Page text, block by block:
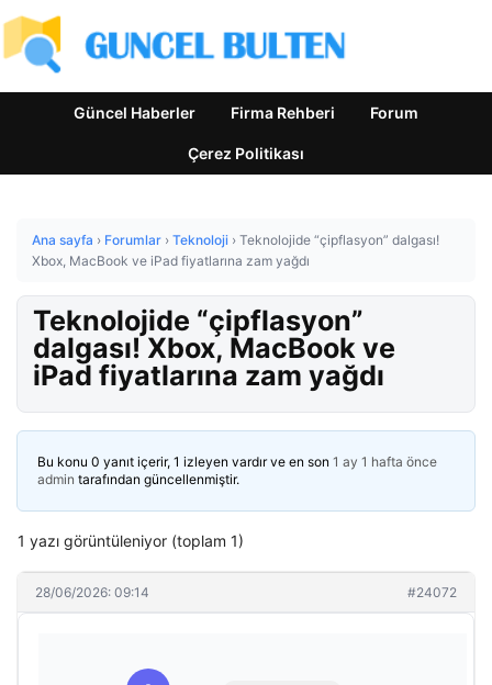
Güncel Haberler Firma Rehberi Forum
Çerez Politikası
Ana sayfa › Forumlar › Teknoloji › Teknolojide “çipflasyon” dalgası!
Xbox, MacBook ve iPad fiyatlarına zam yağdı
Teknolojide “çipflasyon”
dalgası! Xbox, MacBook ve
iPad fiyatlarına zam yağdı
Bu konu 0 yanıt içerir, 1 izleyen vardır ve en son 1 ay 1 hafta önce
admin tarafından güncellenmiştir.
1 yazı görüntüleniyor (toplam 1)
28/06/2026: 09:14 #24072